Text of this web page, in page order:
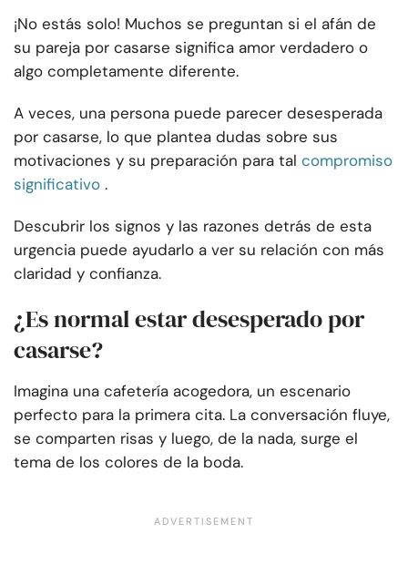
¡No estás solo! Muchos se preguntan si el afán de
su pareja por casarse significa amor verdadero o
algo completamente diferente.
A veces, una persona puede parecer desesperada
por casarse, lo que plantea dudas sobre sus
motivaciones y su preparación para tal compromiso
significativo .
Descubrir los signos y las razones detrás de esta
urgencia puede ayudarlo a ver su relación con más
claridad y confianza.
¿Es normal estar desesperado por
casarse?
Imagina una cafetería acogedora, un escenario
perfecto para la primera cita. La conversación fluye,
se comparten risas y luego, de la nada, surge el
tema de los colores de la boda.